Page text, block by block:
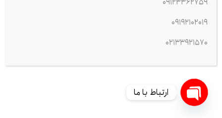
09192102019
02133921570
ارتباط با ما